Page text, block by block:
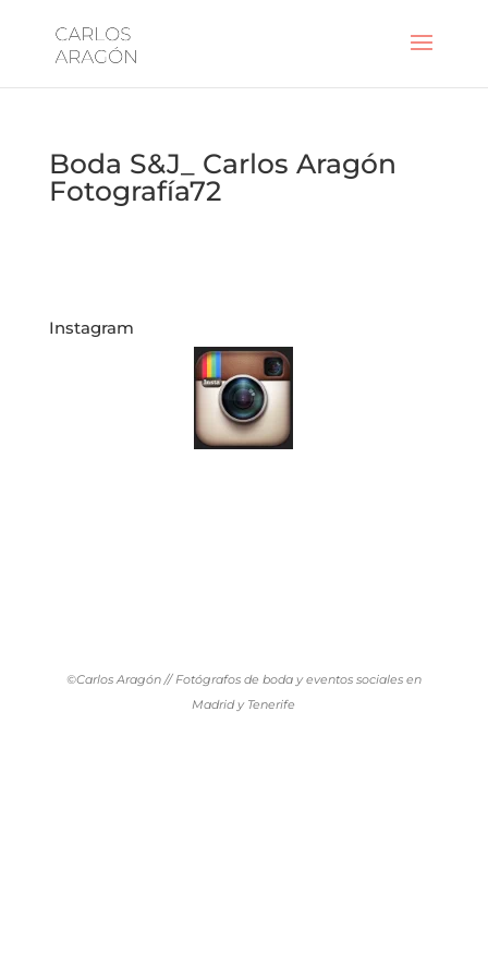
Boda S&J_ Carlos Aragón
Fotografía72
Instagram
©Carlos Aragón // Fotógrafos de boda y eventos sociales en
Madrid y Tenerife